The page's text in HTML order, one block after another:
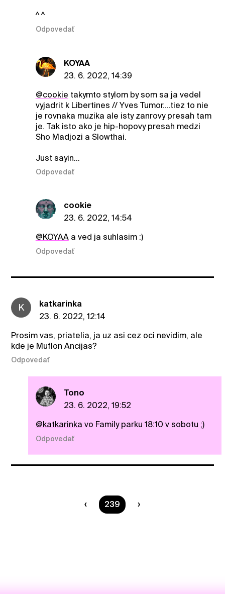
^ ^
Odpovedať
KOYAA
23. 6. 2022, 14:39
@cookie takymto stylom by som sa ja vedel
vyjadrit k Libertines // Yves Tumor....tiez to nie
je rovnaka muzika ale isty zanrovy presah tam
je. Tak isto ako je hip-hopovy presah medzi
Sho Madjozi a Slowthai.
Just sayin...
Odpovedať
cookie
23. 6. 2022, 14:54
@KOYAAa ved ja suhlasim :)
Odpovedať
K
katkarinka
23. 6. 2022, 12:14
Prosim vas, priatelia, ja uz asi cez oci nevidim, ale
kde je Muflon Ancijas?
Odpovedať
Tono
23. 6. 2022, 19:52
@katkarinka vo Family parku 18:10 v sobotu ;)
Odpovedať
Ste na strane
239